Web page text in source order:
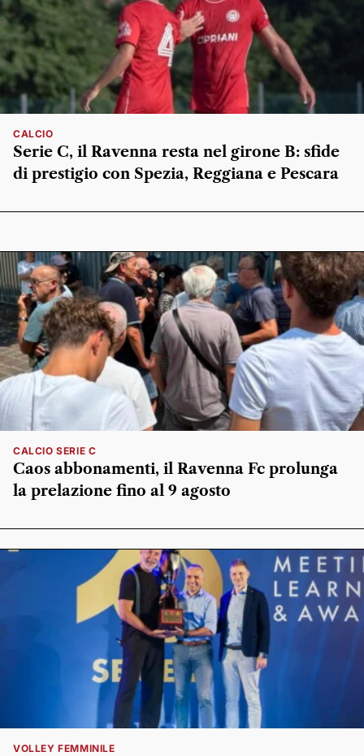
CALCIO
Serie C, il Ravenna resta nel girone B: sfide
di prestigio con Spezia, Reggiana e Pescara
CALCIO SERIE C
Caos abbonamenti, il Ravenna Fc prolunga
la prelazione fino al 9 agosto
VOLLEY FEMMINILE